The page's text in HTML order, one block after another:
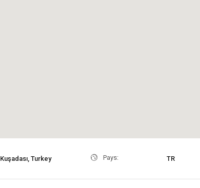
Kuşadası, Turkey Pays: TR